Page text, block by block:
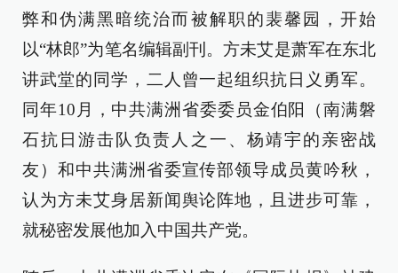
弊和伪满黑暗统治而被解职的裴馨园，开始
以“林郎”为笔名编辑副刊。方未艾是萧军在东北
讲武堂的同学，二人曾一起组织抗日义勇军。
同年10月，中共满洲省委委员金伯阳（南满磐
石抗日游击队负责人之一、杨靖宇的亲密战
友）和中共满洲省委宣传部领导成员黄吟秋，
认为方未艾身居新闻舆论阵地，且进步可靠，
就秘密发展他加入中国共产党。